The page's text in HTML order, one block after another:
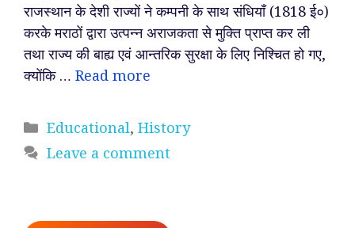
राजस्थान के देशी राज्यों ने कम्पनी के साथ संधियाँ (1818 ई०)
करके मराठों द्वारा उत्पन्न अराजकता से मुक्ति प्राप्त कर ली
तथा राज्य की बाह्य एवं आन्तरिक सुरक्षा के लिए निश्चित हो गए,
क्योंकि … Read more
Categories
Educational, History
Leave a comment